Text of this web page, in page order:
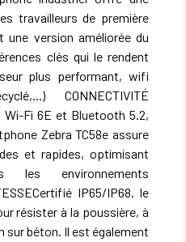
travailleurs de première
une version améliorée du
clés qui le rendent
plus performant, wifi
CONNECTIVITÉ
Wi-Fi 6E et Bluetooth 5.2,
Zebra TC58e assure
et rapides, optimisant
les environnements
IP65/IP68, le
résister à la poussière, à
sur béton. Il est également